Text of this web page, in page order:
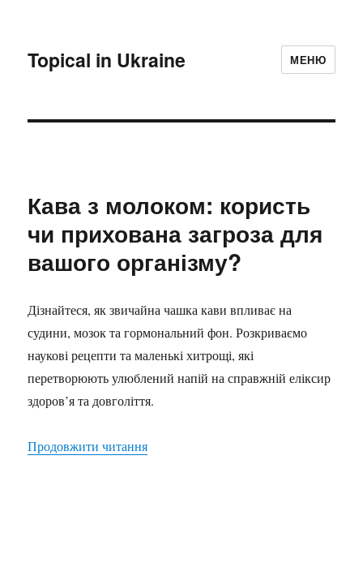
Topical in Ukraine МЕНЮ
Кава з молоком: користь
чи прихована загроза для
вашого організму?
Дізнайтеся, як звичайна чашка кави впливає на
судини, мозок та гормональний фон. Розкриваємо
наукові рецепти та маленькі хитрощі, які
перетворюють улюблений напій на справжній еліксир
здоров’я та довголіття.
Продовжити читання“Кава з молоком: користь чи